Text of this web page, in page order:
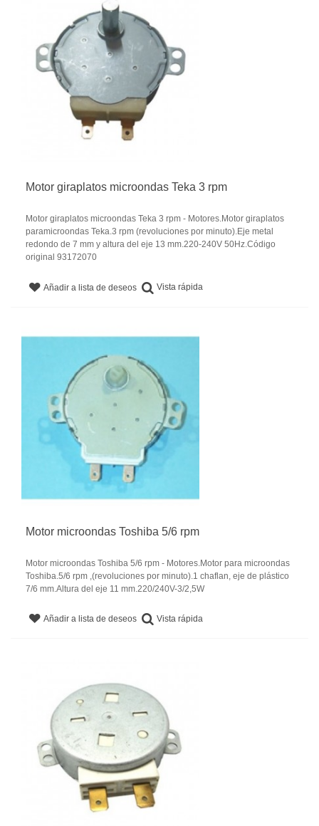
Motor giraplatos microondas Teka 3 rpm
Motor giraplatos microondas Teka 3 rpm - Motores.Motor giraplatos
paramicroondas Teka.3 rpm (revoluciones por minuto).Eje metal
redondo de 7 mm y altura del eje 13 mm.220-240V 50Hz.Código
original 93172070
Añadir a lista de deseos Vista rápida
Motor microondas Toshiba 5/6 rpm
Motor microondas Toshiba 5/6 rpm - Motores.Motor para microondas
Toshiba.5/6 rpm ,(revoluciones por minuto).1 chaflan, eje de plástico
7/6 mm.Altura del eje 11 mm.220/240V-3/2,5W
Añadir a lista de deseos Vista rápida